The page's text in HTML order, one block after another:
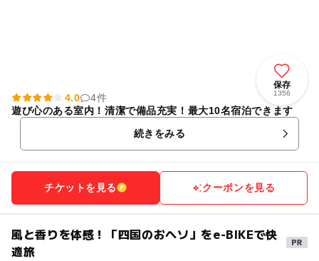
保存
1356
4.0
4件
遊び心のある室内！清潔で備品充実！最大10名宿泊できます
続きをみる
チケットを見る クーポンを見る
風と香りを体感！「四国のおヘソ」をe-BIKEで快
適旅